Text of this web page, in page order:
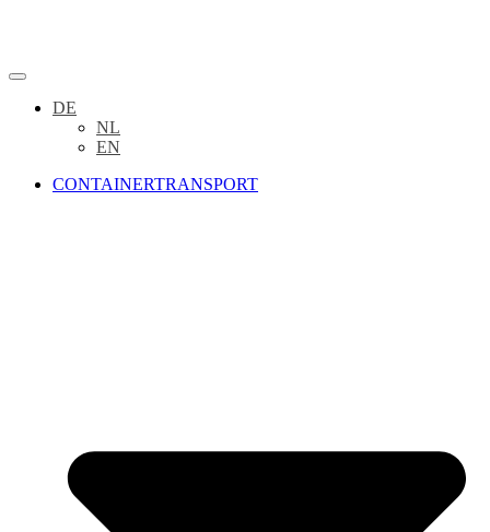
DE
NL
EN
CONTAINERTRANSPORT